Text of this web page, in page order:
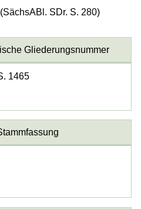
SDr. S. 280)
Gliederungsnummer
1465